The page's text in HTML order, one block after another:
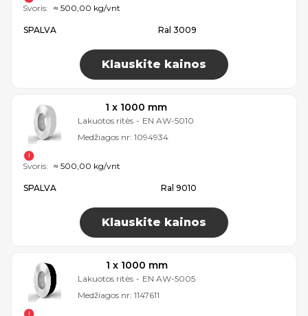
SPALVA Ral 3009
Klauskite kainos
Svoris: ≈ 500,00 kg/vnt
1 x 1000 mm
Lakuotos ritės - EN AW-5010
Medžiagos nr: 1094934
SPALVA Ral 9010
Klauskite kainos
Svoris: ≈ 500,00 kg/vnt
1 x 1000 mm
Lakuotos ritės - EN AW-5005
Medžiagos nr: 1147611